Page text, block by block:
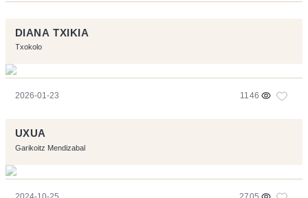
DIANA TXIKIA
Txokolo
2026-01-23 1146
UXUA
Garikoitz Mendizabal
2024-10-25 2705